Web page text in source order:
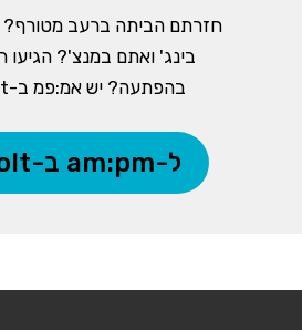
חזרתם הביתה ברעב
בינג' ואתם במנצ'? הגיעו
בהפתעה? יש אמ:פמ ב-Wolt
ל-am:pm ב-Wolt